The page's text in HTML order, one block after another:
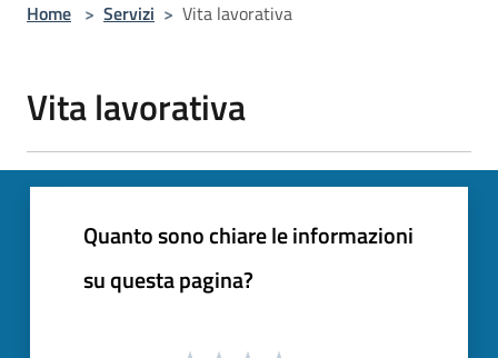
Home > Servizi > Vita lavorativa
Vita lavorativa
Quanto sono chiare le informazioni
su questa pagina?